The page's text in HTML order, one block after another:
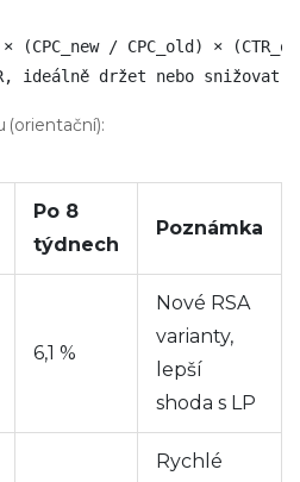
(CPC_new / CPC_old) ×
ideálně držet nebo snižovat
(orientační):
Po 8
týdnech
Poznámka
6,1 %
Nové RSA
varianty,
lepší
shoda s LP
Rychlé